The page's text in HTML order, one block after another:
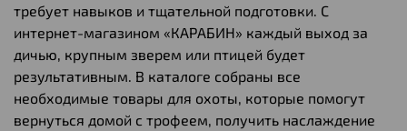
требует навыков и тщательной подготовки. С
интернет-магазином «КАРАБИН» каждый выход за
дичью, крупным зверем или птицей будет
результативным. В каталоге собраны все
необходимые товары для охоты, которые помогут
вернуться домой с трофеем, получить наслаждение